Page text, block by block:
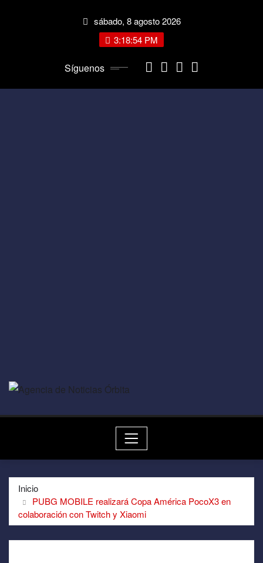
sábado, 8 agosto 2026
3:18:54 PM
Síguenos
Inicio
PUBG MOBILE realizará Copa América PocoX3 en
colaboración con Twitch y Xiaomi